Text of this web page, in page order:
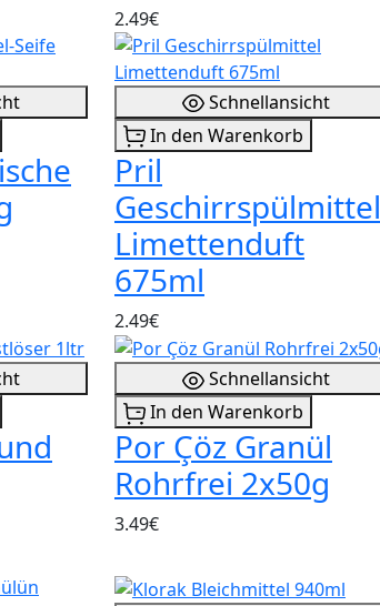
2.49€
Schnellansicht
In den Warenkorb
Pril
Geschirrspülmittel
Limettenduft
675ml
2.49€
Schnellansicht
In den Warenkorb
Por Çöz Granül
Rohrfrei 2x50g
3.49€